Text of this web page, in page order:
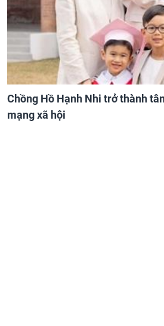
Chồng Hồ Hạnh Nhi trở thành
mạng xã hội